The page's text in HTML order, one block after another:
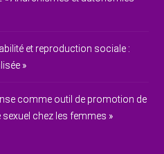
et reproduction sociale :
»
comme outil de promotion de
sexuel chez les femmes »